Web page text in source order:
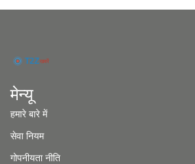
मेन्यू
हमारे बारे में
सेवा नियम
गोपनीयता नीति